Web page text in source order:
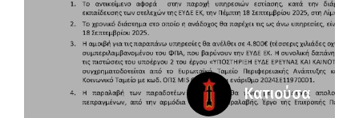
Κατιούσα